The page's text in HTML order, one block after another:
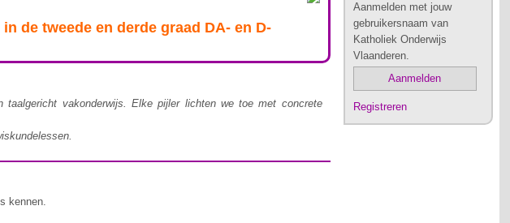
Aanmelden met jouw
gebruikersnaam van
Katholiek Onderwijs
Vlaanderen.
Aanmelden
Registreren
de tweede en derde graad DA- en D-
vakonderwijs. Elke pijler lichten we toe met concrete
kennen.